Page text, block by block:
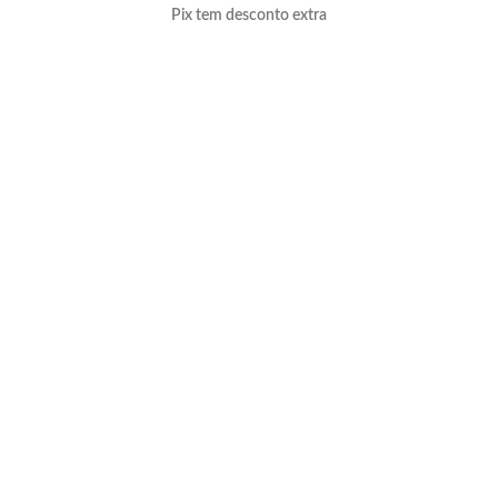
Pix tem desconto extra